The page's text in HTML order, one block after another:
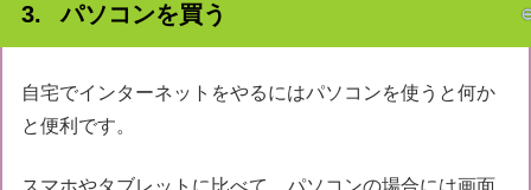
パソコンを買う
自宅でインターネットをやるにはパソコンを使うと何か
と便利です。
スマホやタブレットに比べて、パソコンの場合には画面